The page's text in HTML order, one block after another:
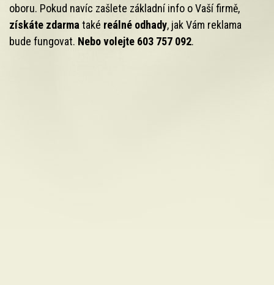
oboru. Pokud navíc zašlete základní info o Vaší firmě,
získáte zdarma také reálné odhady, jak Vám reklama
bude fungovat. Nebo volejte 603 757 092.